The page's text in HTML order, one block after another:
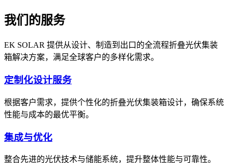
我们的服务
EK SOLAR 提供从设计、制造到出口的全流程折叠光伏集装
箱解决方案，满足全球客户的多样化需求。
定制化设计服务
根据客户需求，提供个性化的折叠光伏集装箱设计，确保系统
性能与成本的最优平衡。
集成与优化
整合先进的光伏技术与储能系统，提升整体性能与可靠性。